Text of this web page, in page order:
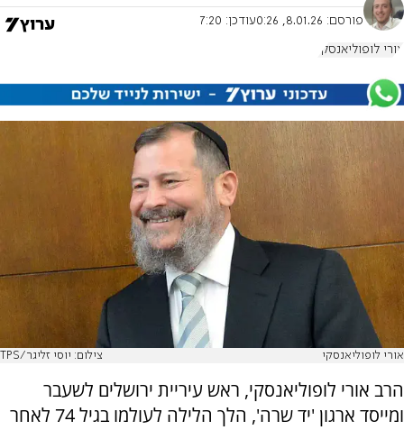
פורסם: 8.01.26, 0:26 עודכן: 7:20
אורי לופוליאנסקי
אורי לופוליאנסקי צילום: יוסי זליגר/TPS
הרב אורי לופוליאנסקי, ראש עיריית ירושלים לשעבר
ומייסד ארגון 'יד שרה', הלך הלילה לעולמו בגיל 74 לאחר